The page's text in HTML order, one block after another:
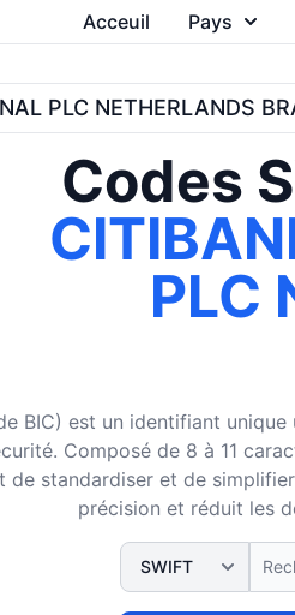
Acceuil Pays
PLC NETHERLANDS
Codes
PLC
BIC) est un identifiant
Composé de 8 à 11
standardiser et de
précision et réduit les